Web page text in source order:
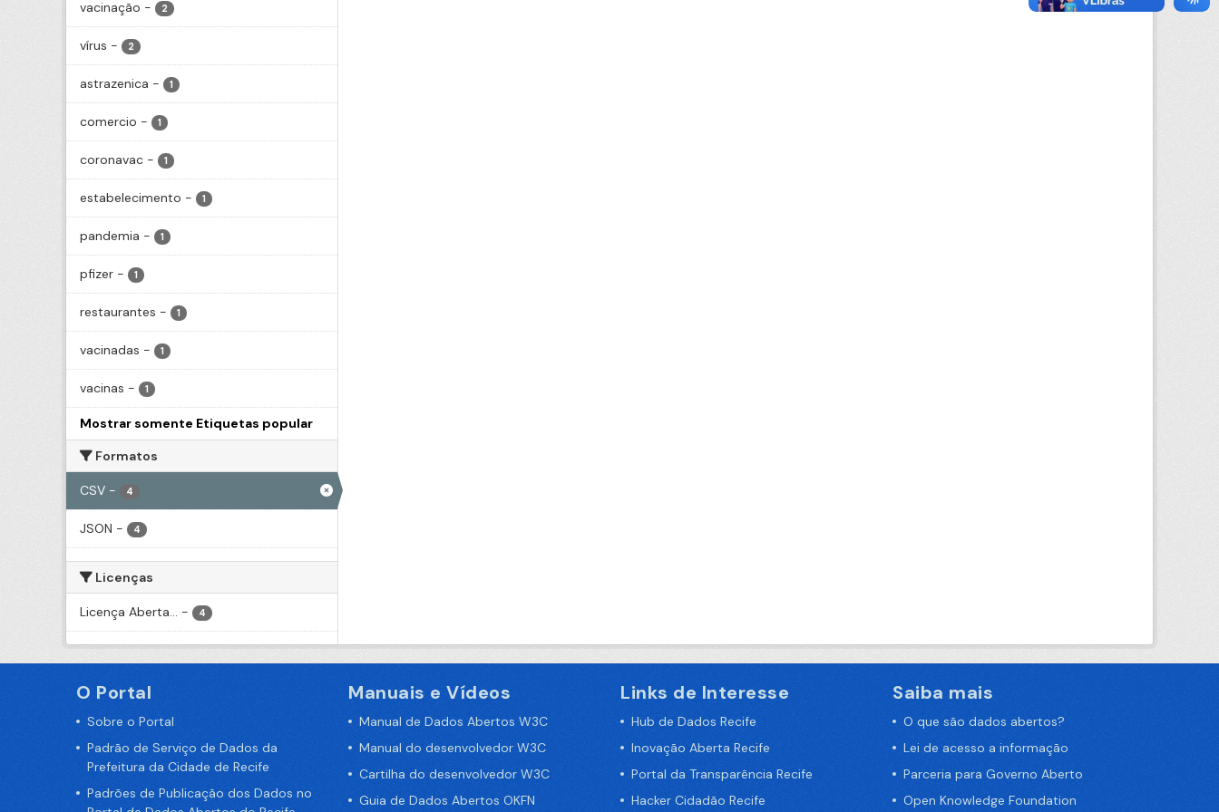
vacinação - 2
vírus - 2
astrazenica - 1
comercio - 1
coronavac - 1
estabelecimento - 1
pandemia - 1
pfizer - 1
restaurantes - 1
vacinadas - 1
vacinas - 1
Mostrar somente Etiquetas popular
Formatos
CSV - 4
JSON - 4
Licenças
Licença Aberta... - 4
O Portal
Sobre o Portal
Padrão de Serviço de Dados da
Prefeitura da Cidade de Recife
Padrões de Publicação dos Dados no
Manuais e Vídeos
Manual de Dados Abertos W3C
Manual do desenvolvedor W3C
Cartilha do desenvolvedor W3C
Guia de Dados Abertos OKFN
Links de Interesse
Hub de Dados Recife
Inovação Aberta Recife
Portal da Transparência Recife
Hacker Cidadão Recife
Saiba mais
O que são dados abertos?
Lei de acesso a informação
Parceria para Governo Aberto
Open Knowledge Foundation